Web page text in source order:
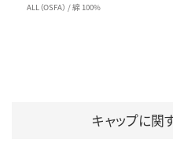
ALL（OSFA） / 綿 100%
キャップに関